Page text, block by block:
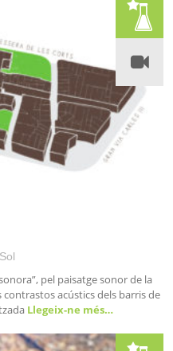
pel paisatge sonor de la
acústics dels barris de
Llegeix-ne més…